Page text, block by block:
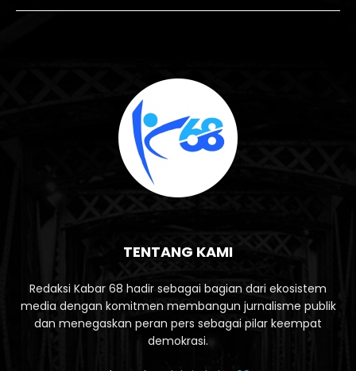
TENTANG KAMI
Redaksi Kabar 68 hadir sebagai bagian dari ekosistem
media dengan komitmen membangun jurnalisme publik
dan menegaskan peran pers sebagai pilar keempat
demokrasi.